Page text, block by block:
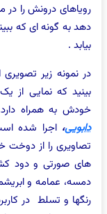
رویاهای درونش را در
دهد به گونه ای که
در نمونه زیر
بینید که نمایی از
خودش به همراه
دابویی، اجرا شده
تصاویری را از دوخت
های صورتی و دود
دمسه، عمامه و
رنگها و تسلط در